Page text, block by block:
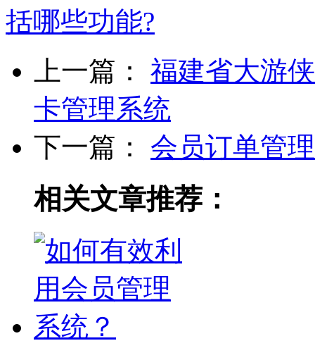
括哪些功能?
上一篇： 福建省大游
卡管理系统
下一篇： 会员订单管
相关文章推荐：